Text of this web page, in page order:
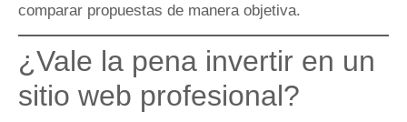
comparar propuestas de manera objetiva.
¿Vale la pena invertir en un
sitio web profesional?